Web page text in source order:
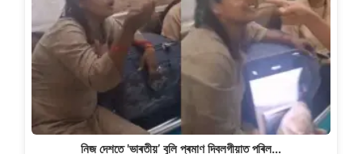
নিজ দেশতে 'ভাৰতীয়’ বুলি প্ৰমাণ দিবলগীয়াত পৰিল…